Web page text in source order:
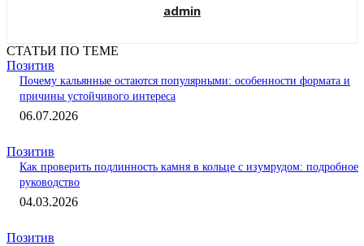
admin
СТАТЬИ ПО ТЕМЕ
Позитив
Почему кальянные остаются популярными: особенности формата и
причины устойчивого интереса
06.07.2026
Позитив
Как проверить подлинность камня в кольце с изумрудом: подробное
руководство
04.03.2026
Позитив